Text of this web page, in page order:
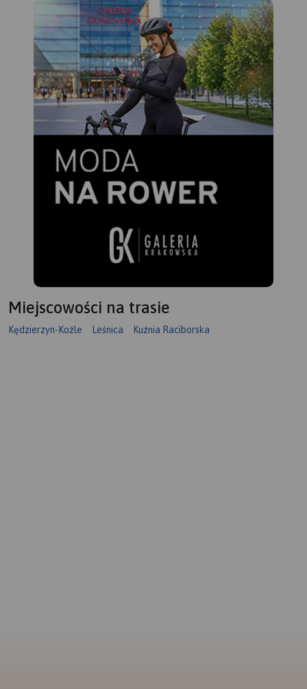
Raciborskiej do Kędzierzyna. Jedziemy w prawo. W stronę
Dziergowic. W Dziergowicach na skrzyżowaniu pod
bocianim gniazdem skręcamy w prawo. Mijamy jedno
skrzyżowanie. Na kolejnym w lewo. Później po łuku w
prawo i przed siebie. Po prawej mamy zabudowania po
lewej las. Na końcu drogi wybieramy opcję w lewo.
Jedziemy przed siebie. Skręcamy w lewo w drogę z
ubitego kamienia. Następnie w lewo i w prawo.
Dojeżdżamy do Budzisk gdzie skręcamy w lewo. Koło
Kapliczki jedziemy prosto. Główną droga docieramy do
Kuźni Raciborskiej. Za przejazdem kolejowym skręcamy w
lewo. Jedziemy prosto tą drogą. Doprowadzi nas do
Miejscowości na trasie
Kędzierzyn-Koźle Leśnica Kuźnia Raciborska